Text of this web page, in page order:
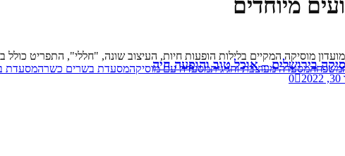
מיוחדים
בירושלים – אוכל טוב והופעה חיה
0
מוסיקה המקיים בלילות הופעות חיות, העיצוב שונה, "חללי", התפריט כולל בשר
מסעדה מעוצבת וחגיגיתמסעדה עם מוסיקהמסעדת בשרים כשרהמסעדת